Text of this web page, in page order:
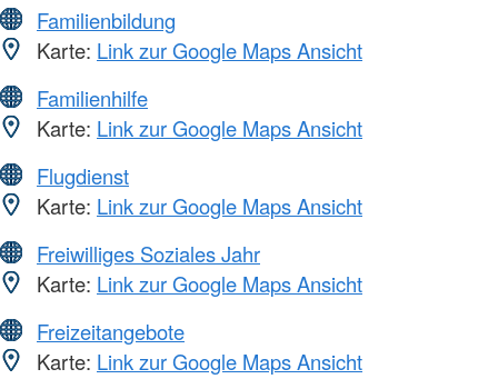
Familienbildung
Karte: Link zur Google Maps Ansicht
Familienhilfe
Karte: Link zur Google Maps Ansicht
Flugdienst
Karte: Link zur Google Maps Ansicht
Freiwilliges Soziales Jahr
Karte: Link zur Google Maps Ansicht
Freizeitangebote
Karte: Link zur Google Maps Ansicht